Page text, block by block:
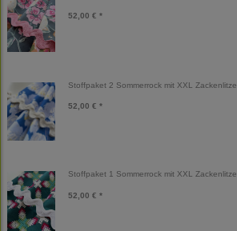
52,00 € *
Stoffpaket 2 Sommerrock mit XXL Zackenlitze
52,00 € *
Stoffpaket 1 Sommerrock mit XXL Zackenlitze
52,00 € *